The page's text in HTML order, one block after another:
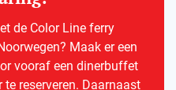
de Color Line ferry
Maak er een
vooraf een dinerbuffet
reserveren. Daarnaast